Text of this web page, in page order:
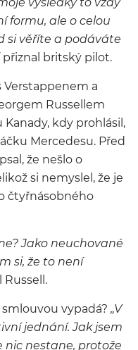
formu, ale o celou
si věříte a podáváte
přiznal britský pilot.
Verstappenem a
Russellem
kdy prohlásil,
Mercedesu. Před
že nešlo o
si nemyslel, že je
čtyřnásobného
Jako neuchované
si, že to není
vypadá? „V
jednání. Jak jsem
nic nestane, protože